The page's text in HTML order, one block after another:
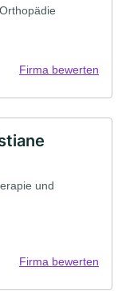
Firma bewerten
und
Firma bewerten